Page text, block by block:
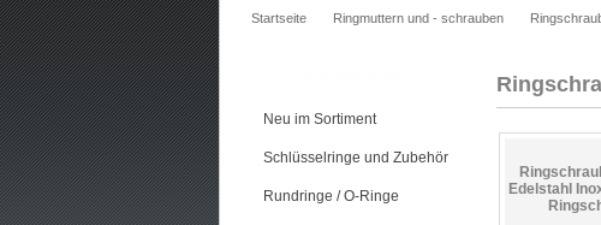
Startseite Ringmuttern und - schrauben
Neu im Sortiment
Schlüsselringe und Zubehör
Rundringe / O-Ringe
Edelstahl